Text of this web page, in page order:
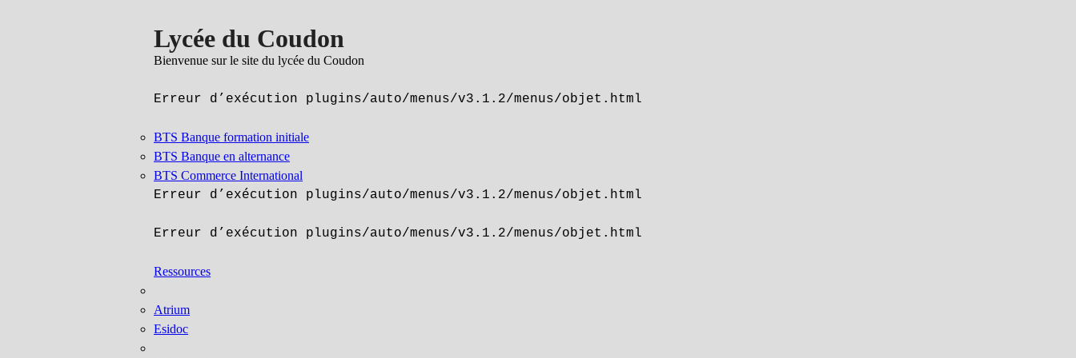
Lycée du Coudon
Bienvenue sur le site du lycée du Coudon
Erreur d’exécution plugins/auto/menus/v3.1.2/menus/objet.html
BTS Banque formation initiale
BTS Banque en alternance
BTS Commerce International
Erreur d’exécution plugins/auto/menus/v3.1.2/menus/objet.html
Erreur d’exécution plugins/auto/menus/v3.1.2/menus/objet.html
Ressources
Atrium
Esidoc